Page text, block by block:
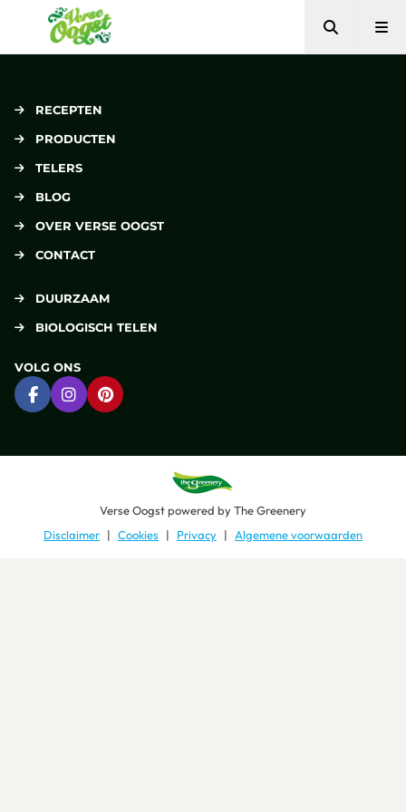
Verse Oogst
Zoeken
RECEPTEN
PRODUCTEN
TELERS
BLOG
OVER VERSE OOGST
CONTACT
DUURZAAM
BIOLOGISCH TELEN
VOLG ONS
Ga naar Facebook
Ga naar Instagram
Ga naar Pinterest
Verse Oogstpowered byThe Greenery
Disclaimer
Cookies Privacy Algemene voorwaarden